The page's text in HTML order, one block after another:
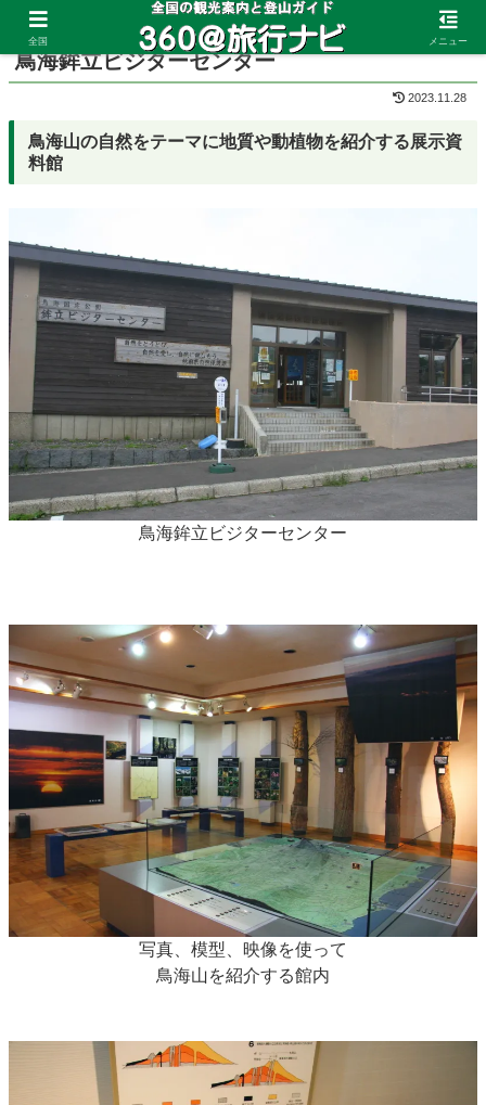
ホーム 山形県 鳥海山
鳥海鉾立ビジターセンター
2023.11.28
鳥海山の自然をテーマに地質や動植物を紹介する展示資
料館
鳥海鉾立ビジターセンター
写真、模型、映像を使って
鳥海山を紹介する館内
全国 メニュー